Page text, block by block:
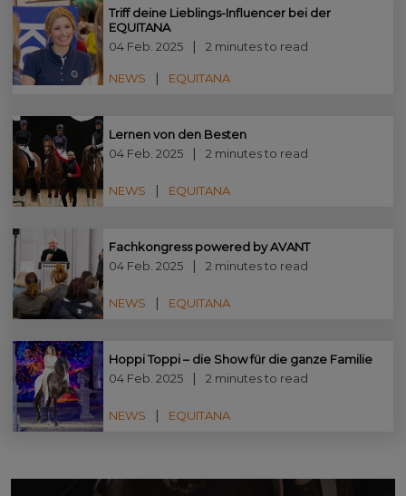
Triff deine Lieblings-Influencer bei der
EQUITANA
04 Feb. 2025
2 minutes to read
NEWS EQUITANA
Lernen von den Besten
04 Feb. 2025
2 minutes to read
NEWS EQUITANA
Fachkongress powered by AVANT
04 Feb. 2025
2 minutes to read
NEWS EQUITANA
Hoppi Toppi – die Show für die ganze Familie
04 Feb. 2025
2 minutes to read
NEWS EQUITANA